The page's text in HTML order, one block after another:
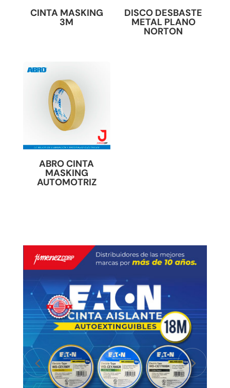
CINTA MASKING
3M
DISCO DESBASTE
METAL PLANO
NORTON
ABRO CINTA
MASKING
AUTOMOTRIZ